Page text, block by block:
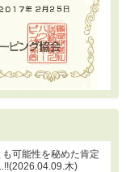
可能性を秘めた肯定
木)